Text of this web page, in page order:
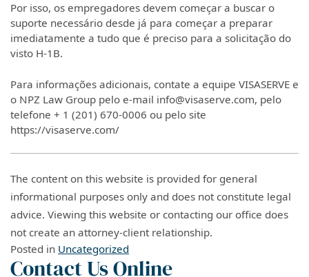
Por isso, os empregadores devem começar a buscar o
suporte necessário desde já para começar a preparar
imediatamente a tudo que é preciso para a solicitação do
visto H-1B.
Para informações adicionais, contate a equipe VISASERVE e
o NPZ Law Group pelo e-mail info@visaserve.com, pelo
telefone + 1 (201) 670-0006 ou pelo site
https://visaserve.com/
The content on this website is provided for general
informational purposes only and does not constitute legal
advice. Viewing this website or contacting our office does
not create an attorney-client relationship.
Posted in Uncategorized
Contact Us Online